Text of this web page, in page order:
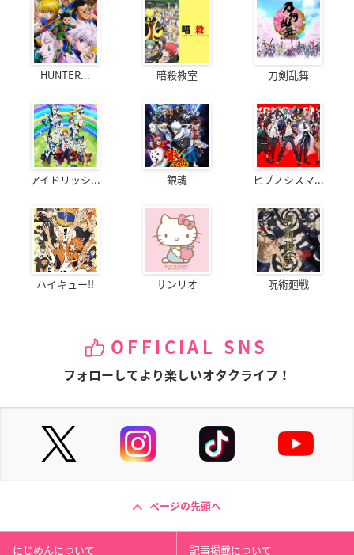
HUNTER... 暗殺教室 刀剣乱舞
アイドリッシ... 銀魂 ヒプノシスマ...
ハイキュー!! サンリオ 呪術廻戦
OFFICIAL SNS
フォローしてより楽しいオタクライフ！
ページの先頭へ
にじめんについて 記事掲載について